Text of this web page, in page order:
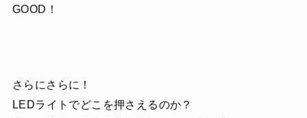
GOOD！
さらにさらに！
LEDライトでどこを押さえるのか？